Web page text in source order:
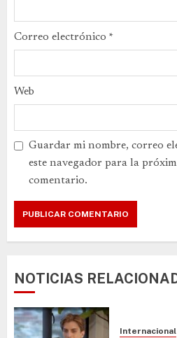
Correo electrónico *
Web
Guardar mi nombre, correo
este navegador para la
comentario.
NOTICIAS
Internacional